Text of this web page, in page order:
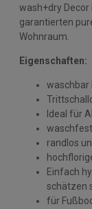
wash+dry Decor
garantierten
Wohnraum.
Eigenschaften:
waschbar
Ideal für
randlos
Einfach
schätzen
für